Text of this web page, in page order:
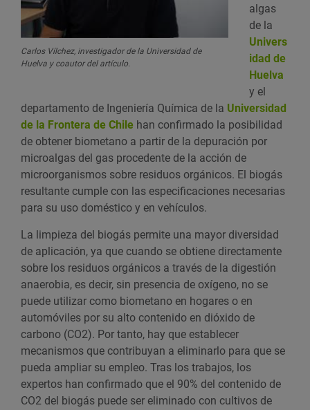
Carlos Vílchez, investigador de la Universidad de
Huelva y coautor del artículo.
algas
de la
Univers
idad de
Huelva
y el
departamento de Ingeniería Química de la Universidad
de la Frontera de Chile han confirmado la posibilidad
de obtener biometano a partir de la depuración por
microalgas del gas procedente de la acción de
microorganismos sobre residuos orgánicos. El biogás
resultante cumple con las especificaciones necesarias
para su uso doméstico y en vehículos.
La limpieza del biogás permite una mayor diversidad
de aplicación, ya que cuando se obtiene directamente
sobre los residuos orgánicos a través de la digestión
anaerobia, es decir, sin presencia de oxígeno, no se
puede utilizar como biometano en hogares o en
automóviles por su alto contenido en dióxido de
carbono (CO2). Por tanto, hay que establecer
mecanismos que contribuyan a eliminarlo para que se
pueda ampliar su empleo. Tras los trabajos, los
expertos han confirmado que el 90% del contenido de
CO2 del biogás puede ser eliminado con cultivos de